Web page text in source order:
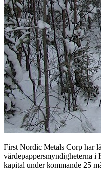
First Nordic Metals Corp har
värdepappersmyndigheterna i
kapital under kommande 25